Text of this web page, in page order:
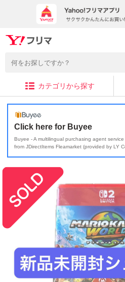
カテゴリから探す
Click here for Buyee
Buyee - A multilingual purchasing agent
from JDirectItems Fleamarket (provided by LY